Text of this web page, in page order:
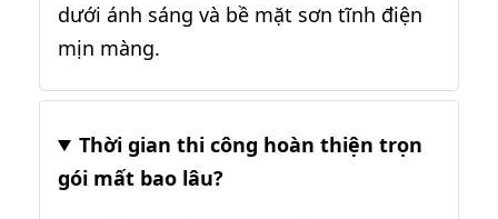
dưới ánh sáng và bề mặt sơn tĩnh điện
mịn màng.
Thời gian thi công hoàn thiện trọn
gói mất bao lâu?